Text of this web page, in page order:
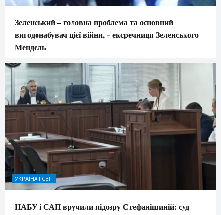
Зеленський – головна проблема та основний
вигодонабувач цієї війни, – ексречниця Зеленського
Мендель
УКРАЇНА І СВІТ
НАБУ і САП вручили підозру Стефанішиній: суд